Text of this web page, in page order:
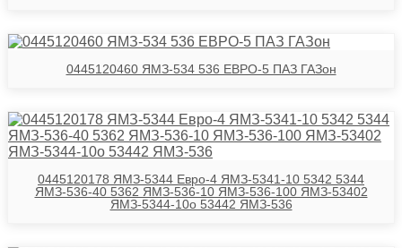
0445120460 ЯМЗ-534 536 ЕВРО-5 ПАЗ ГАЗон
0445120178 ЯМЗ-5344 Евро-4 ЯМЗ-5341-10 5342 5344
ЯМЗ-536-40 5362 ЯМЗ-536-10 ЯМЗ-536-100 ЯМЗ-53402
ЯМЗ-5344-10о 53442 ЯМЗ-536